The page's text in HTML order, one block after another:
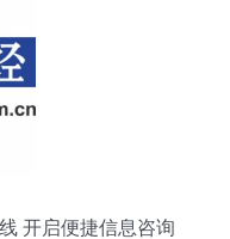
开启便捷信息咨询